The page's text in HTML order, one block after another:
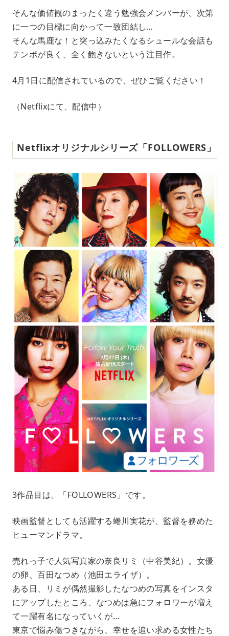
そんな価値観のまったく違う勉強会メンバーが、次第
に一つの目標に向かって一致団結し…
そんな馬鹿な！と突っ込みたくなるシュールな会話も
テンポが良く、全く飽きないという注目作。
4月1日に配信されているので、ぜひご覧ください！
（Netflixにて、配信中）
Netflixオリジナルシリーズ「FOLLOWERS」
3作品目は、「FOLLOWERS」です。
映画監督としても活躍する蜷川実花が、監督を務めた
ヒューマンドラマ。
売れっ子で人気写真家の奈良リミ（中谷美紀）。女優
の卵、百田なつめ（池田エライザ）。
ある日、リミが偶然撮影したなつめの写真をインスタ
にアップしたところ、なつめは急にフォロワーが増え
て一躍有名になっていくが…
東京で悩み傷つきながら、幸せを追い求める女性たち